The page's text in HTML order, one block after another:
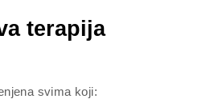
terapija
svima koji: